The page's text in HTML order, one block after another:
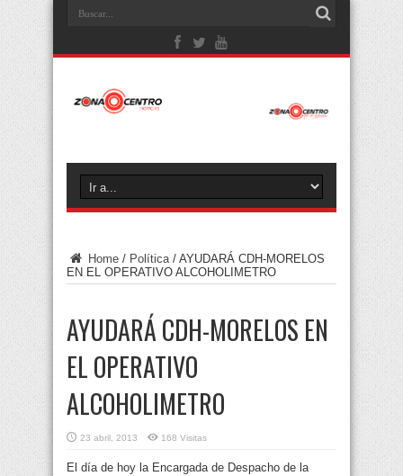
Home / Política / AYUDARÁ CDH-MORELOS
EN EL OPERATIVO ALCOHOLIMETRO
AYUDARÁ CDH-MORELOS EN
EL OPERATIVO
ALCOHOLIMETRO
23 abril, 2013 168 Visitas
El día de hoy la Encargada de Despacho de la